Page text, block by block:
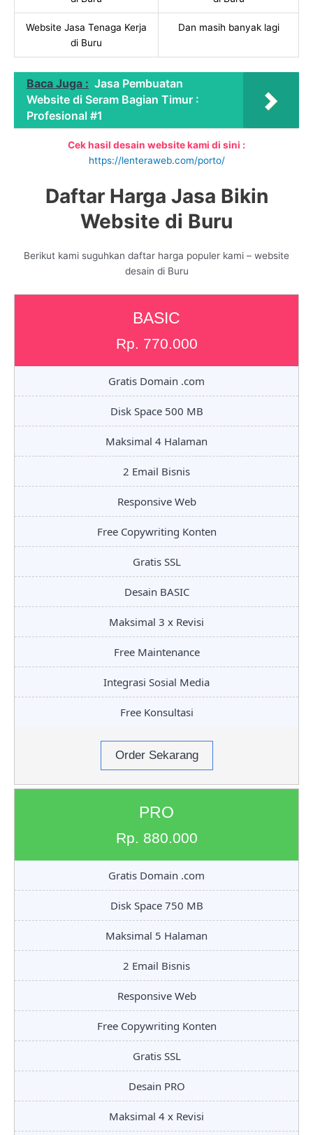
Website Jasa Tenaga Kerja
di Buru
Dan masih banyak lagi
Baca Juga : Jasa Pembuatan
Website di Seram Bagian Timur :
Profesional #1
Cek hasil desain website kami di sini :
https://lenteraweb.com/porto/
Daftar Harga Jasa Bikin
Website di Buru
Berikut kami suguhkan daftar harga populer kami – website
desain di Buru
BASIC
Rp. 770.000
Gratis Domain .com
Disk Space 500 MB
Maksimal 4 Halaman
2 Email Bisnis
Responsive Web
Free Copywriting Konten
Gratis SSL
Desain BASIC
Maksimal 3 x Revisi
Free Maintenance
Integrasi Sosial Media
Free Konsultasi
Order Sekarang
PRO
Rp. 880.000
Gratis Domain .com
Disk Space 750 MB
Maksimal 5 Halaman
2 Email Bisnis
Responsive Web
Free Copywriting Konten
Gratis SSL
Desain PRO
Maksimal 4 x Revisi